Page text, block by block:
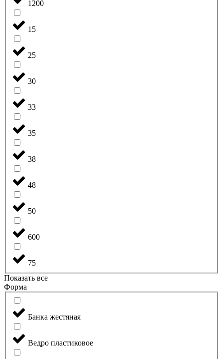
1200
15
25
30
33
35
38
48
50
600
75
Показать все
Форма
Банка жестяная
Ведро пластиковое